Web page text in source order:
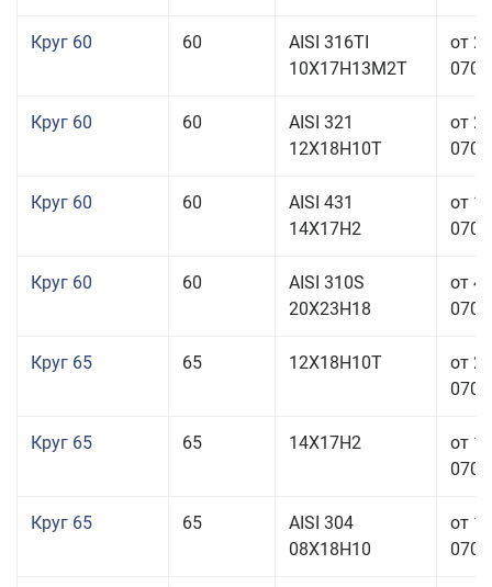
Круг 60 60
AISI 316TI
10Х17Н13М2Т
от
Круг 60 60
AISI 321
12Х18Н10Т
от
Круг 60 60
AISI 431
14Х17Н2
от
Круг 60 60
AISI 310S
20Х23Н18
от
Круг 65 65 12Х18Н10Т
от
Круг 65 65 14Х17Н2
от
Круг 65 65
AISI 304
08Х18Н10
от